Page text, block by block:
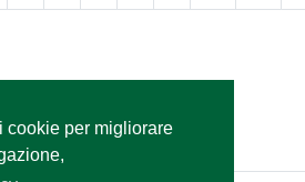
cookie per migliorare